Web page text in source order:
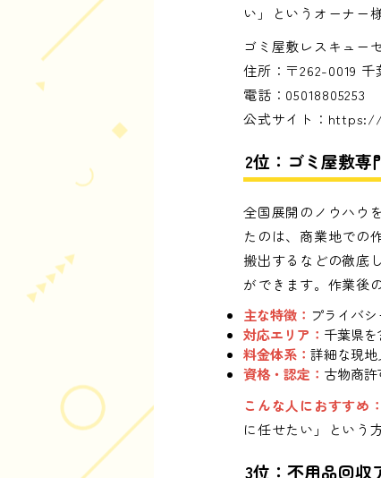
い」というオーナー
ゴミ屋敷レスキュー
住所：〒262-0019
電話：05018805253
公式サイト：
2位：ゴミ屋敷専
全国展開のノウハウ
たのは、商業地での
搬出するなどの徹底
ができます。作業後
主な特徴： プライバ
対応エリア： 千葉県を
料金体系： 詳細な現
資格・認定： 古物商許
こんな人におすすめ：
に任せたい」という
3位：不用品回収